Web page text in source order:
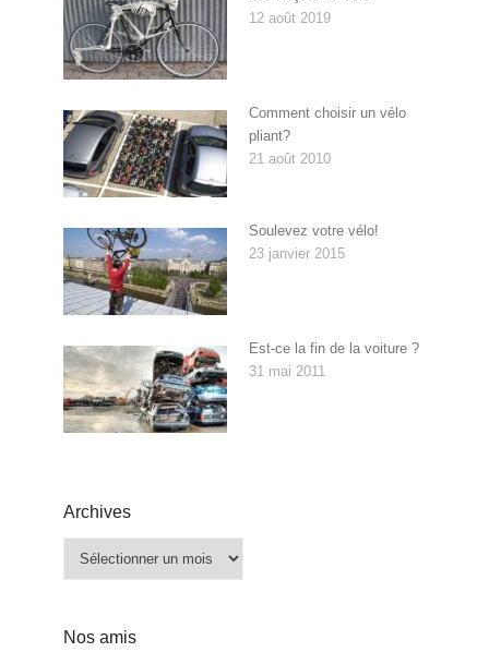
12 août 2019
Comment choisir un vélo
pliant?
21 août 2010
Soulevez votre vélo!
23 janvier 2015
Est-ce la fin de la voiture ?
31 mai 2011
Archives
Nos amis